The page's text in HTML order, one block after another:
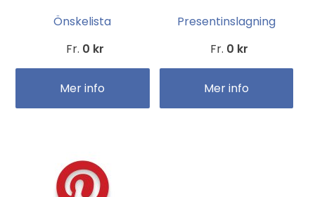
Önskelista
Fr. 0 kr
Mer info
Presentinslagning
Fr. 0 kr
Mer info